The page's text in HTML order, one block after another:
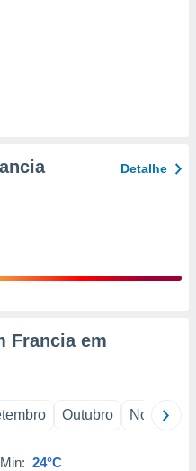
Detalhe
Francia em
Outubro Novembro
Min: 24°C